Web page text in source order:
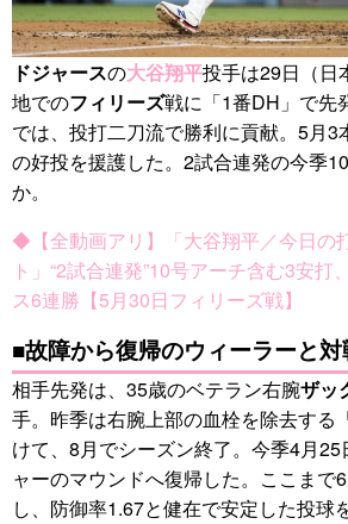
ドジャースの大谷翔平投手は29日（日
地でのフィリーズ戦に「1番DH」で先
では、投打二刀流で勝利に貢献。5月3
の好投を援護した。2試合連発の今季
か。
◆【全動画アリ】「大谷翔平／今日の
ト」“2試合連発”10号アーチ含む3安打
ス6連勝【5月30日フィリーズ戦】
■故障から復帰のウィーラーと
相手先発は、35歳のベテラン右腕ザッ
手。昨季は右腕上部の血栓を除去する
けて、8月でシーズン終了。今季4月
ャーのマウンドへ復帰した。ここまで
し、防御率1.67と健在で安定した投球